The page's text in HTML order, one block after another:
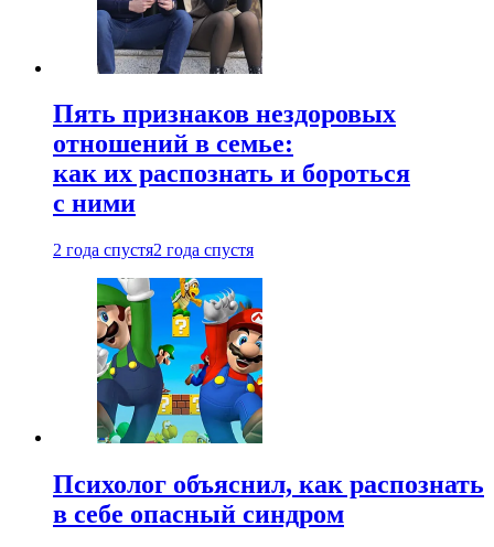
Пять признаков нездоровых
отношений в семье:
как их распознать и бороться
с ними
2 года спустя2 года спустя
Психолог объяснил, как распознать
в себе опасный синдром